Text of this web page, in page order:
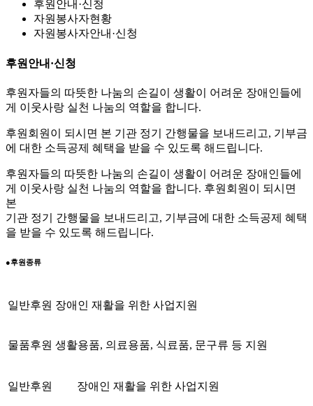
후원안내·신청
자원봉사자현황
자원봉사자안내·신청
후원안내·신청
후원자들의 따뜻한 나눔의 손길이 생활이 어려운 장애인들에
게 이웃사랑 실천 나눔의 역할을 합니다.
후원회원이 되시면 본 기관 정기 간행물을 보내드리고, 기부금
에 대한 소득공제 혜택을 받을 수 있도록 해드립니다.
후원자들의 따뜻한 나눔의 손길이 생활이 어려운 장애인들에
게 이웃사랑 실천 나눔의 역할을 합니다. 후원회원이 되시면
본
기관 정기 간행물을 보내드리고, 기부금에 대한 소득공제 혜택
을 받을 수 있도록 해드립니다.
●후원종류
일반후원 장애인 재활을 위한 사업지원
물품후원 생활용품, 의료용품, 식료품, 문구류 등 지원
일반후원 장애인 재활을 위한 사업지원